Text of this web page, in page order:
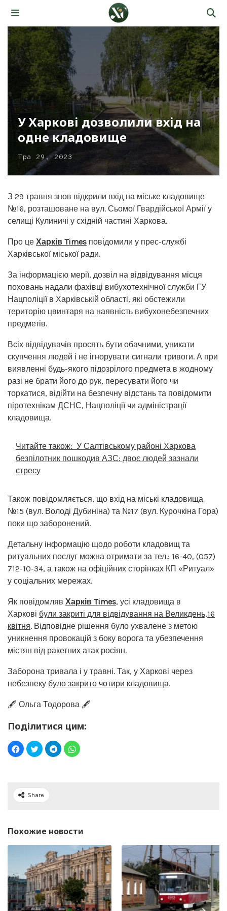
У Харкові дозволили вхід на
одне кладовище
Тра 29, 2023
З 29 травня знов відкрили вхід на міське кладовище
№16, розташоване на вул. Сьомої Гвардійської Армії у
селищі Кулиничі у східній частині Харкова.
Про це Харків Times повідомили у прес-службі
Харківської міської ради.
За інформацією мерії, дозвіл на відвідування місця
поховань надали фахівці вибухотехнічної служби ГУ
Нацполіції в Харківській області, які обстежили
територію цвинтаря на наявність вибухонебезпечних
предметів.
Всіх відвідувачів просять бути обачними, уникати
скупчення людей і не ігнорувати сигнали тривоги. А при
виявленні будь-якого підозрілого предмета в жодному
разі не брати його до рук, пересувати його чи
торкатися, відійти на безпечну відстань та повідомити
піротехнікам ДСНС, Нацполіції чи адміністрації
кладовища.
Читайте також: У Салтівському районі Харкова
безпілотник пошкодив АЗС: двоє людей зазнали
стресу
Також повідомляється, що вхід на міські кладовища
№15 (вул. Володі Дубиніна) та №17 (вул. Курочкіна Гора)
поки що заборонений.
Детальну інформацію щодо роботи кладовищ та
ритуальних послуг можна отримати за тел.: 16-40, (057)
712-10-34, а також на офіційних сторінках КП «Ритуал»
у соціальних мережах.
Як повідомляв Харків Times, усі кладовища в
Харкові були закриті для відвідування на Великдень,16
квітня. Відповідне рішення було ухвалене з метою
уникнення провокацій з боку ворога та убезпечення
містян від ракетних атак росіян.
Заборона тривала і у травні. Так, у Харкові через
небезпеку було закрито чотири кладовища.
🖋️ Ольга Тодорова 🖋️
Поділитися цим:
Share
Похожие новости